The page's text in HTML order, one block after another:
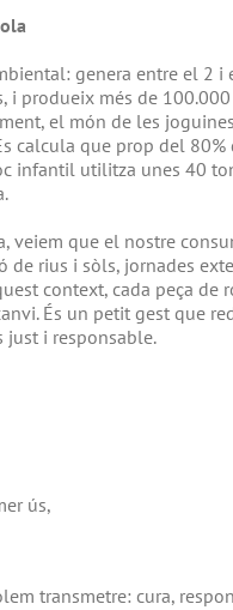
genera entre el 2
i produeix més de
el món de les
calcula que prop del
infantil utilitza unes 40
veiem que el nostre
rius i sòls, jornades
context, cada peça
És un petit gest que
just i responsable.
ús,
transmetre: cura,